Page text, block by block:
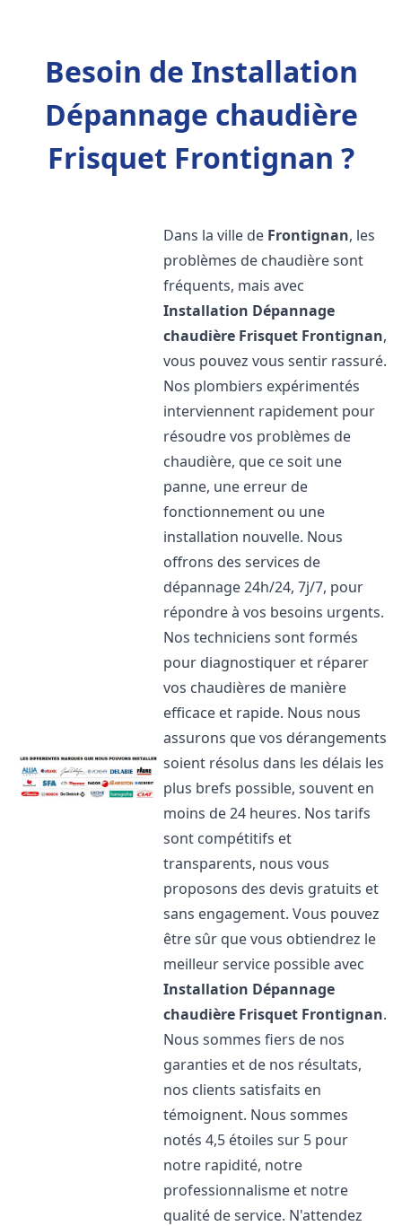
Besoin de Installation
Dépannage chaudière
Frisquet Frontignan ?
Dans la ville de Frontignan, les
problèmes de chaudière sont
fréquents, mais avec
Installation Dépannage
chaudière Frisquet Frontignan,
vous pouvez vous sentir rassuré.
Nos plombiers expérimentés
interviennent rapidement pour
résoudre vos problèmes de
chaudière, que ce soit une
panne, une erreur de
fonctionnement ou une
installation nouvelle. Nous
offrons des services de
dépannage 24h/24, 7j/7, pour
répondre à vos besoins urgents.
Nos techniciens sont formés
pour diagnostiquer et réparer
vos chaudières de manière
efficace et rapide. Nous nous
assurons que vos dérangements
soient résolus dans les délais les
plus brefs possible, souvent en
moins de 24 heures. Nos tarifs
sont compétitifs et
transparents, nous vous
proposons des devis gratuits et
sans engagement. Vous pouvez
être sûr que vous obtiendrez le
meilleur service possible avec
Installation Dépannage
chaudière Frisquet Frontignan.
Nous sommes fiers de nos
garanties et de nos résultats,
nos clients satisfaits en
témoignent. Nous sommes
notés 4,5 étoiles sur 5 pour
notre rapidité, notre
professionnalisme et notre
qualité de service. N'attendez